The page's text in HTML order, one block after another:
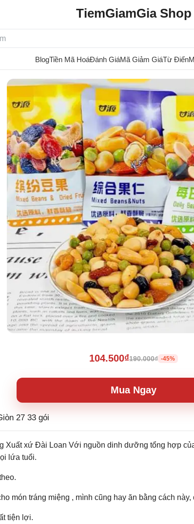
TiemGiamGia Shop
BlogTiền Mã HoáĐánh GiáMã Giảm GiáTừ Điển
104.500₫190.000₫ -45%
Mua Ngay
27 33 gói
Xuất xứ Đài Loan Với nguồn dinh dưỡng tổng hợp
lứa tuổi.
món tráng miệng , mình cũng hay ăn bằng cách
tiện lợi.